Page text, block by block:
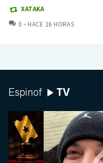
XATAKA
0 COMENTARIOS
HACE 16 HORAS
Espinof TV